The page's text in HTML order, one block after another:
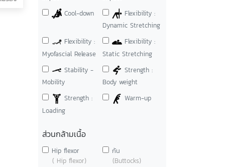
Cool-down
Flexibility :
Dynamic Stretching
Flexibility :
Myofascial Release
Flexibility :
Static Stretching
Stability -
Mobility
Strength :
Body weight
Strength :
Loading
Warm-up
ส่วนกล้ามเนื้อ
Hip flexor
( Hip flexor)
ก้น
(Buttocks)